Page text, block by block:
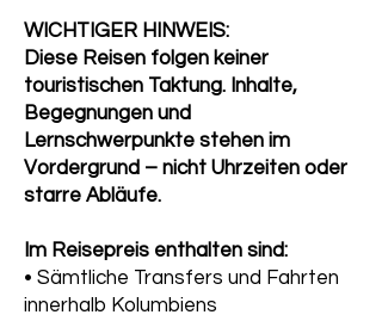
WICHTIGER HINWEIS:
Diese Reisen folgen keiner
touristischen Taktung. Inhalte,
Begegnungen und
Lernschwerpunkte stehen im
Vordergrund – nicht Uhrzeiten oder
starre Abläufe.
Im Reisepreis enthalten sind:
• Sämtliche Transfers und Fahrten
innerhalb Kolumbiens